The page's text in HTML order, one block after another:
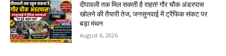
दीपावली तक मिल सकती है राहत! गौर चौक अंडरपास
खोलने की तैयारी तेज, जनसुनवाई में ट्रैफिक संकट पर
बड़ा मंथन
August 6, 2026